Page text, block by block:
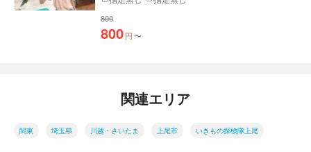
800
800円 〜
関連エリア
関東 埼玉県 川越・さいたま 上尾市 いきもの探検隊上尾